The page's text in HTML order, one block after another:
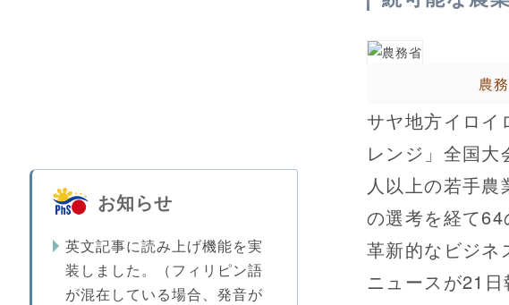
お知らせ
英文記事に読み上げ機能を実
装しました。（フィリピン語
が混在している場合、発音が
農
サヤ地方イロイ
レンジ」全国
人以上の若手
の選考を経て64
革新的なビジネ
ニュースが21日